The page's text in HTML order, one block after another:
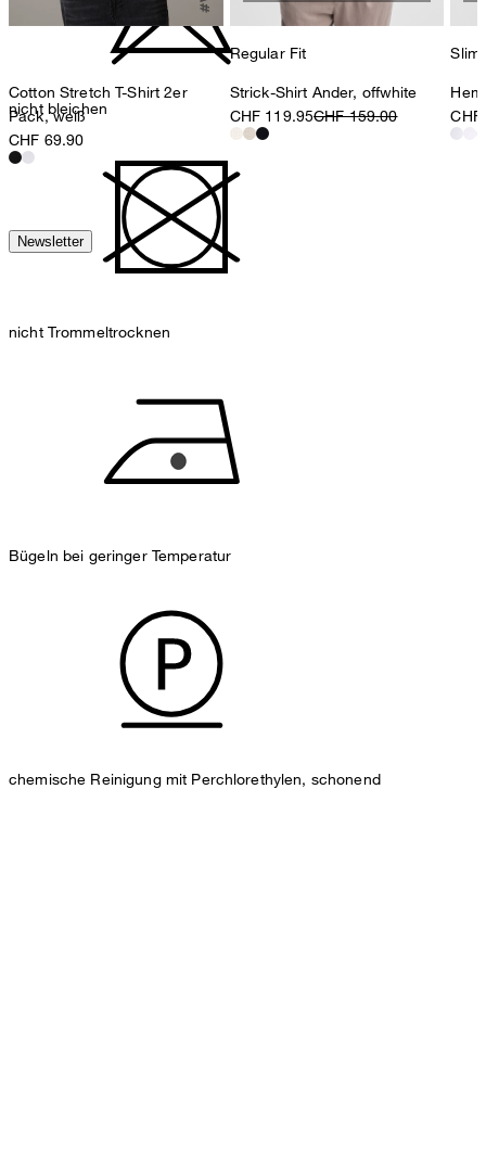
nicht bleichen
nicht Trommeltrocknen
Bügeln bei geringer Temperatur
chemische Reinigung mit Perchlorethylen, schonend
Cotton Stretch T-Shirt 2er
Pack, weiß
CHF 69.90
Regular Fit
Strick-Shirt Ander, offwhite
CHF 119.95CHF 159.00
Slim
Newsletter